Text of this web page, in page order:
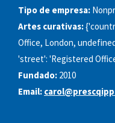
Tipo de empresa:
Artes curativas:
Office, London,
'street': 'Registered
Fundado: 2010
Email: